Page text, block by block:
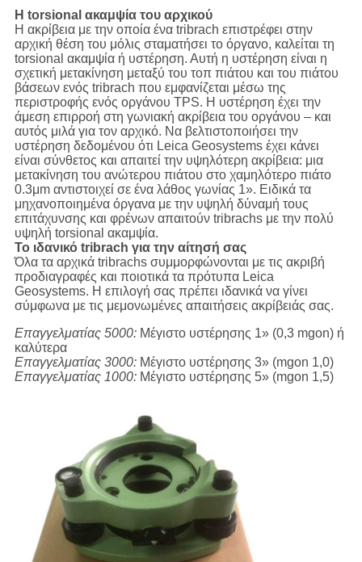
Η torsional ακαμψία του αρχικού
Η ακρίβεια με την οποία ένα tribrach επιστρέφει στην
αρχική θέση του μόλις σταματήσει το όργανο, καλείται τη
torsional ακαμψία ή υστέρηση. Αυτή η υστέρηση είναι η
σχετική μετακίνηση μεταξύ του τοπ πιάτου και του πιάτου
βάσεων ενός tribrach που εμφανίζεται μέσω της
περιστροφής ενός οργάνου TPS. Η υστέρηση έχει την
άμεση επιρροή στη γωνιακή ακρίβεια του οργάνου – και
αυτός μιλά για τον αρχικό. Να βελτιστοποιήσει την
υστέρηση δεδομένου ότι Leica Geosystems έχει κάνει
είναι σύνθετος και απαιτεί την υψηλότερη ακρίβεια: μια
μετακίνηση του ανώτερου πιάτου στο χαμηλότερο πιάτο
0.3μm αντιστοιχεί σε ένα λάθος γωνίας 1». Ειδικά τα
μηχανοποιημένα όργανα με την υψηλή δύναμή τους
επιτάχυνσης και φρένων απαιτούν tribrachs με την πολύ
υψηλή torsional ακαμψία.
Το ιδανικό tribrach για την αίτησή σας
Όλα τα αρχικά tribrachs συμμορφώνονται με τις ακριβή
προδιαγραφές και ποιοτικά τα πρότυπα Leica
Geosystems. Η επιλογή σας πρέπει ιδανικά να γίνει
σύμφωνα με τις μεμονωμένες απαιτήσεις ακρίβειάς σας.
Επαγγελματίας 5000:Μέγιστο υστέρησης 1» (0,3 mgon) ή
καλύτερα
Επαγγελματίας 3000:Μέγιστο υστέρησης 3» (mgon 1,0)
Επαγγελματίας 1000:Μέγιστο υστέρησης 5» (mgon 1,5)